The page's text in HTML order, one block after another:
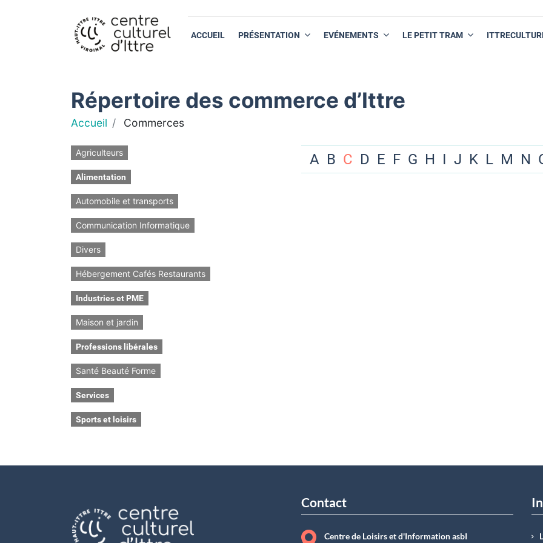
ACCUEIL PRÉSENTATION EVÉNEMENTS LE PETIT TRAM
Répertoire des commerce d’Ittre
Accueil Commerces
Agriculteurs
Alimentation
Automobile et transports
Communication Informatique
Divers
Hébergement Cafés Restaurants
Industries et PME
Maison et jardin
Professions libérales
Santé Beauté Forme
Services
Sports et loisirs
A B C D E F G H I J K L M N
Contact
Centre de Loisirs et d'Information asbI